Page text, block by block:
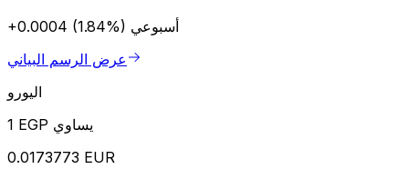
+0.0004 (1.84%) أسبوعي
عرض الرسم البياني
اليورو
1 EGP يساوي
0.0173773 EUR